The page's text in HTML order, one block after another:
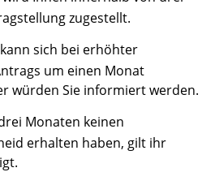
zugestellt.
sich bei erhöhter
um einen Monat
würden Sie informiert werden.
Monaten keinen
erhalten haben, gilt ihr